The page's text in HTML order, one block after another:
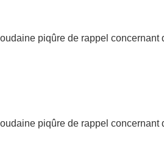
piqûre de rappel concernant
piqûre de rappel concernant